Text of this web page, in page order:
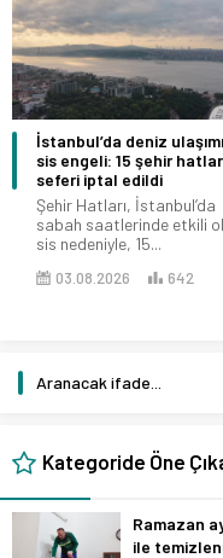
İstanbul’da deniz
sis engeli: 15 şehir
seferi iptal edildi
Şehir Hatları, İstanbul’da
sabah saatlerinde etkili
sis nedeniyle, 15...
03.08.2026 642
Kategoride Öne
Ramazan
ile